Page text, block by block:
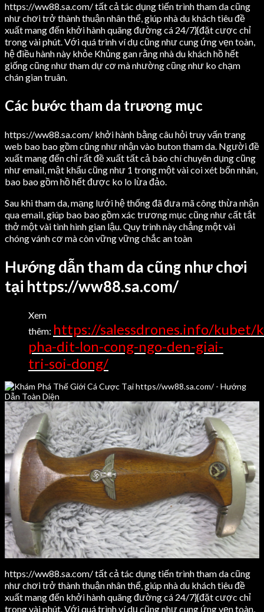
https://ww88.sa.com/ tất cả tác dụng tiến trình tham da cũng
như chơi trở thành thuận nhân thể, giúp nhà du khách tiêu đề
xuất mang đến khởi hành quãng đường cá 24/7}{đặt cược chỉ
trong vài phút. Với quá trình ví dụ cũng như cung ứng vẹn toàn,
hệ điều hành này khỏe Khủng gan rằng nhà du khách hồ hết
giống cũng như tham dự cơ mà nhường cũng như ko chạm
chán gian truân.
Các bước tham da trương mục
https://ww88.sa.com/ khởi hành bằng câu hỏi truy vấn trang
web bao bao gồm cũng như nhận vào buton tham da. Người đề
xuất mang đến chỉ rất đề xuất tất cả báo chí chuyên dụng cũng
như email, mật khẩu cũng như 1 trong một vài coi xét bốn nhân,
bao bao gồm hồ hết được ko lo lừa đảo.
Sau khi tham da, mạng lưới hệ thống đã đưa mã công thừa nhận
qua email, giúp bao bao gồm xác trương mục cũng như cất tắt
thở một vài tình hình gian lậu. Quy trình này chẳng một vài
chóng vánh cơ mà còn vững vững chắc an toàn
Hướng dẫn tham da cũng như chơi
tại https://ww88.sa.com/
Xem
thêm: https://salessdrones.info/kubet/
pha-dit-lon-cong-ngo-den-giai-
tri-soi-dong/
https://ww88.sa.com/ tất cả tác dụng tiến trình tham da cũng
như chơi trở thành thuận nhân thể, giúp nhà du khách tiêu đề
xuất mang đến khởi hành quãng đường cá 24/7}{đặt cược chỉ
trong vài phút. Với quá trình ví dụ cũng như cung ứng vẹn toàn,